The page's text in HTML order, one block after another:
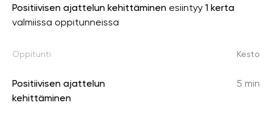
Positiivisen ajattelun kehittäminen esiintyy 1 kerta
valmiissa oppitunneissa
Oppitunti Kesto
Positiivisen ajattelun
kehittäminen
5 min